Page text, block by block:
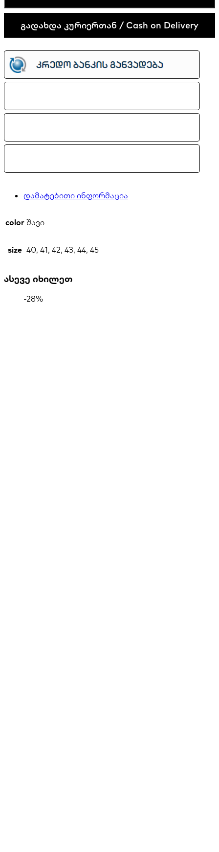
quantity
გადახდა კურიერთან / Cash on Delivery
დამატებითი ინფორმაცია
color შავი
size 40, 41, 42, 43, 44, 45
ასევე იხილეთ
-28%